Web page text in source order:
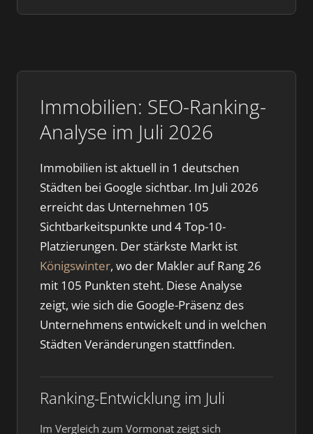
Immobilien: SEO-Ranking-
Analyse im Juli 2026
Immobilien ist aktuell in 1 deutschen
Städten bei Google sichtbar. Im Juli 2026
erreicht das Unternehmen 105
Sichtbarkeitspunkte und 4 Top-10-
Platzierungen. Der stärkste Markt ist
Königswinter, wo der Makler auf Rang 26
mit 105 Punkten steht. Diese Analyse
zeigt, wie sich die Google-Präsenz des
Unternehmens entwickelt und in welchen
Städten Veränderungen stattfinden.
Ranking-Entwicklung im Juli
Im Vergleich zum Vormonat zeigt sich